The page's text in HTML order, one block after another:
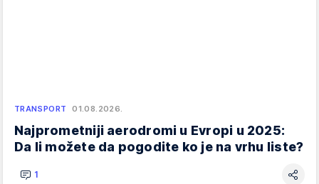
TRANSPORT 01.08.2026.
Najprometniji aerodromi u Evropi u 2025:
Da li možete da pogodite ko je na vrhu liste?
1